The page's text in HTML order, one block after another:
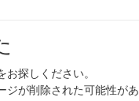
探しください。
ジが削除された可能性があ